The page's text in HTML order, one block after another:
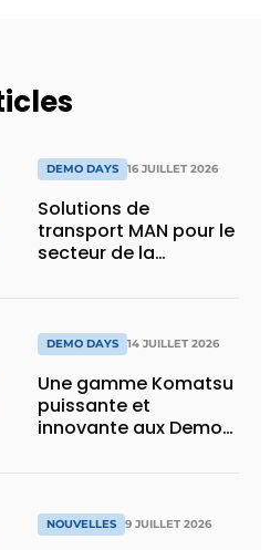
DEMO DAYS 16 JUILLET 2026
Solutions de
transport MAN pour le
secteur de la
DEMO DAYS 14 JUILLET 2026
Une gamme Komatsu
puissante et
innovante aux Demo
NOUVELLES 9 JUILLET 2026